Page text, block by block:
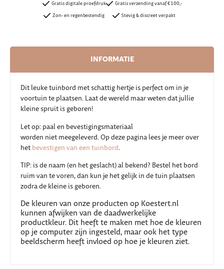
Gratis digitale proefdruk
Zon- en regenbestendig
Gratis verzending vanaf €100,-
Stevig & discreet verpakt
INFORMATIE
Dit leuke tuinbord met schattig hertje is perfect om in je
voortuin te plaatsen. Laat de wereld maar weten dat jullie
kleine spruit is geboren!
Let op: paal en bevestigingsmateriaal
worden niet meegeleverd. Op deze pagina lees je meer over
het bevestigen van een tuinbord.
TIP: is de naam (en het geslacht) al bekend? Bestel het bord
ruim van te voren, dan kun je het gelijk in de tuin plaatsen
zodra de kleine is geboren.
De kleuren van onze producten op Koestert.nl
kunnen afwijken van de daadwerkelijke
productkleur. Dit heeft te maken met hoe de kleuren
op je computer zijn ingesteld, maar ook het type
beeldscherm heeft invloed op hoe je kleuren ziet.